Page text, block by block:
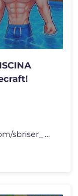
🔴Instagram: https://instagram.com/sbriser_ 🟡Tiktok: https://tikt